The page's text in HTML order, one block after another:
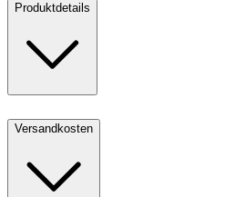
Produktdetails
Versandkosten